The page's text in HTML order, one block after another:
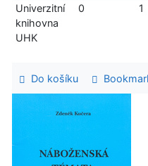
Univerzitní
knihovna
UHK
0 1
Do košíku